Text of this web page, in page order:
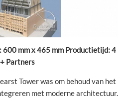
600 mm x 465 mm Productietijd: 4
Partners
Tower was om behoud van het
met moderne architectuur.